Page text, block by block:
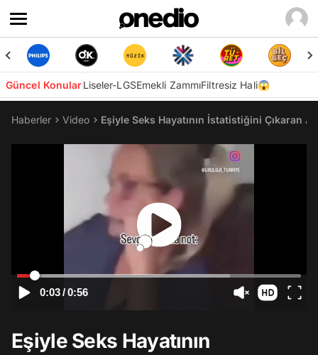
Güncel KonularLiseler-LGSEmekli ZammıFiltresiz Hali😱
Haberler Video Eşiyle Seks Hayatının İstatistiğini Çıkaran
0:03/0:56
Eşiyle Seks Hayatının